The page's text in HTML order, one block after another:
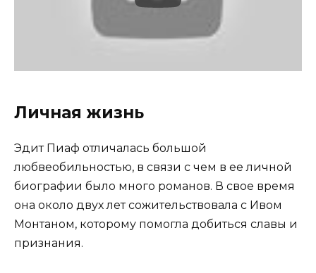
Личная жизнь
Эдит Пиаф отличалась большой
любвеобильностью, в связи с чем в ее личной
биографии было много романов. В свое время
она около двух лет сожительствовала с Ивом
Монтаном, которому помогла добиться славы и
признания.